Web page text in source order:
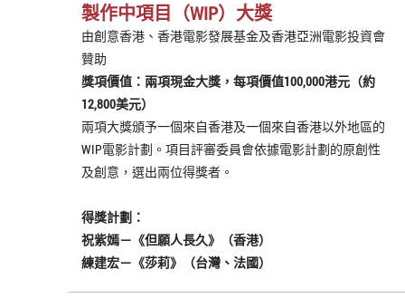
製作中項目（WIP）大獎
由創意香港、香港電影發展基金及香港亞洲電影投資會
贊助
獎項價值：兩項現金大獎，每項價值100,000港元（約
12,800美元）
兩項大獎頒予一個來自香港及一個來自香港以外地區的
WIP電影計劃。項目評審委員會依據電影計劃的原創性
及創意，選出兩位得獎者。
得獎計劃：
祝紫嫣－《但願人長久》（香港）
練建宏－《莎莉》（台灣、法國）